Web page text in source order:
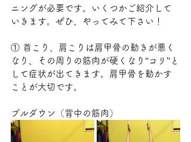
ニングが必要です。いくつかご紹介して
いきます。ぜひ、やってみて下さい！
① 首こり、肩こりは肩甲骨の動きが悪く
なり、その周りの筋肉が硬くなり‘‘コリ’‘と
して症状が出てきます。肩甲骨を動かす
ことが大切です。
プルダウン（背中の筋肉）